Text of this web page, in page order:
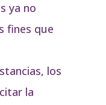
ya no
fines que
los
la